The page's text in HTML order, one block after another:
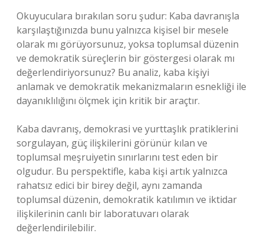
Okuyuculara bırakılan soru şudur: Kaba davranışla
karşılaştığınızda bunu yalnızca kişisel bir mesele
olarak mı görüyorsunuz, yoksa toplumsal düzenin
ve demokratik süreçlerin bir göstergesi olarak mı
değerlendiriyorsunuz? Bu analiz, kaba kişiyi
anlamak ve demokratik mekanizmaların esnekliği ile
dayanıklılığını ölçmek için kritik bir araçtır.
Kaba davranış, demokrasi ve yurttaşlık pratiklerini
sorgulayan, güç ilişkilerini görünür kılan ve
toplumsal meşruiyetin sınırlarını test eden bir
olgudur. Bu perspektifle, kaba kişi artık yalnızca
rahatsız edici bir birey değil, aynı zamanda
toplumsal düzenin, demokratik katılımın ve iktidar
ilişkilerinin canlı bir laboratuvarı olarak
değerlendirilebilir.